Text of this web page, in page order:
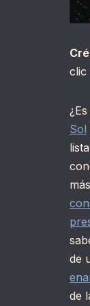
clic
Sol
de
de